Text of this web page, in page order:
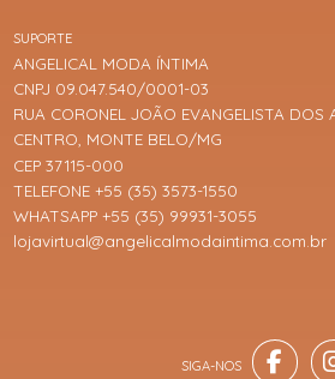
SUPORTE
ANGELICAL MODA ÍNTIMA
CNPJ 09.047.540/0001-03
RUA CORONEL JOÃO EVANGELISTA DOS
CENTRO, MONTE BELO/MG
CEP 37115-000
TELEFONE +55 (35) 3573-1550
WHATSAPP +55 (35) 99931-3055
lojavirtual@angelicalmodaintima.com.br